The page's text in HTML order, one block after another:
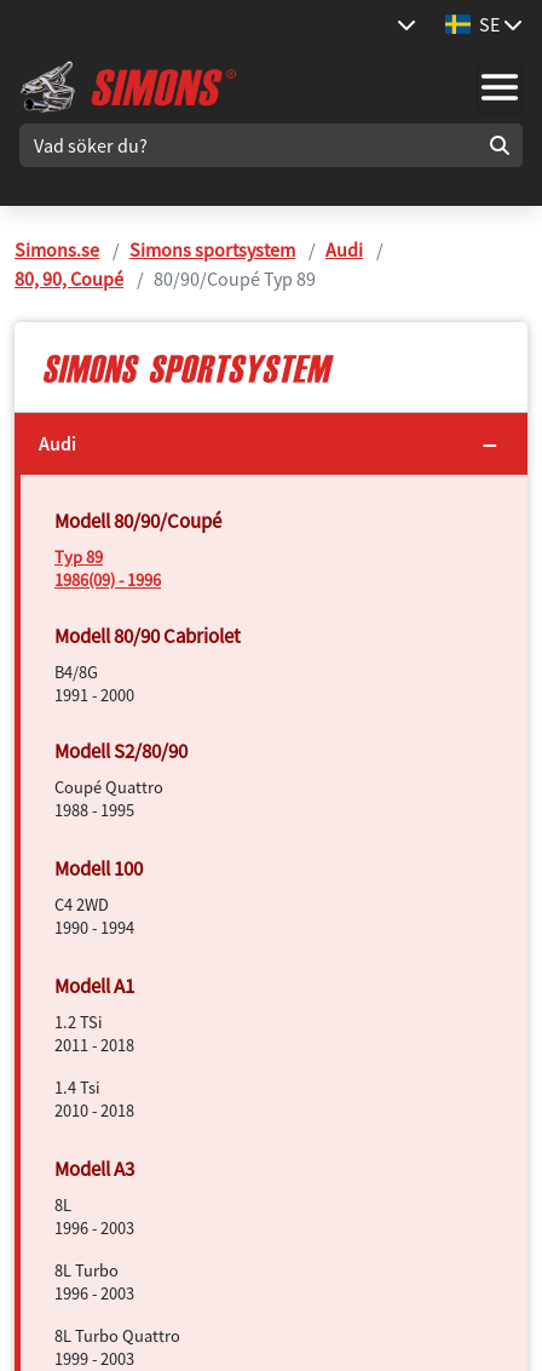
SE
Simons.se Simons sportsystem
Audi
80, 90, Coupé
80/90/Coupé Typ 89
Audi
Typ 89
1986(09) - 1996
B4/8G
1991 - 2000
Coupé Quattro
1988 - 1995
C4 2WD
1990 - 1994
1.2 TSi
2011 - 2018
1.4 Tsi
2010 - 2018
8L
1996 - 2003
8L Turbo
1996 - 2003
8L Turbo Quattro
1999 - 2003